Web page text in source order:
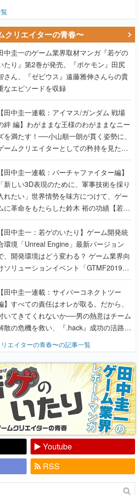
クリエイターの青春〜
中圭一のゲーム業界取材マンガ『若ゲの
たり』第2巻が発売。『ポケモン』田尻
さん、『ゼビウス』遠藤雅伸さんらの貴
なエピソードを収録
【田中圭一連載：アイマス/ガンダム 戦場
絆 編】わがままな王様のわがままなニー
を満たす！──小山順一朗が貫く姿勢に、
ームクリエイターとしての矜持を見た
若ゲのいたり最終回】
【田中圭一連載：バーチャファイター編】
「新しい3D表現のために、軍事技術を採り
れたい」世界情勢を味方につけて、ゲー
に革命をもたらした鈴木 裕の功績【若ゲ
いたり】
【田中圭一：若ゲのいたり】ゲーム開発統
環境「Unreal Engine」最新バージョン
、開発環境はどう変わる？ ゲーム業界向
ソリューションイベント「GTMF2019」
行って、より理解を深めよう【PR】
【田中圭一連載：サイバーコネクトツー
】すべての責任はオレが取る。だから、
いてきてくれないか──男の熱意はチーム
散の危機を救い、『.hack』成功の活路を
少年ジャンプ』色だった【若ゲのいた
】
エイターの青春〜の記事一覧
Youtube
RSS